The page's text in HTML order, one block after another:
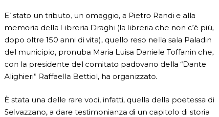
E’ stato un tributo, un omaggio, a Pietro Randi e alla
memoria della Libreria Draghi (la libreria che non c’è più,
dopo oltre 150 anni di vita), quello reso nella sala Paladin
del municipio, pronuba Maria Luisa Daniele Toffanin che,
con la presidente del comitato padovano della “Dante
Alighieri” Raffaella Bettiol, ha organizzato.
È stata una delle rare voci, infatti, quella della poetessa di
Selvazzano, a dare testimonianza di un capitolo di storia